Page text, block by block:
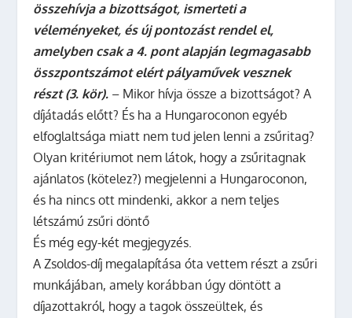
összehívja a bizottságot, ismerteti a
véleményeket, és új pontozást rendel el,
amelyben csak a 4. pont alapján legmagasabb
összpontszámot elért pályaművek vesznek
részt (3. kör). – Mikor hívja össze a bizottságot? A
díjátadás előtt? És ha a Hungaroconon egyéb
elfoglaltsága miatt nem tud jelen lenni a zsűritag?
Olyan kritériumot nem látok, hogy a zsűritagnak
ajánlatos (kötelez?) megjelenni a Hungaroconon,
és ha nincs ott mindenki, akkor a nem teljes
létszámú zsűri döntő
És még egy-két megjegyzés.
A Zsoldos-díj megalapítása óta vettem részt a zsűri
munkájában, amely korábban úgy döntött a
díjazottakról, hogy a tagok összeültek, és